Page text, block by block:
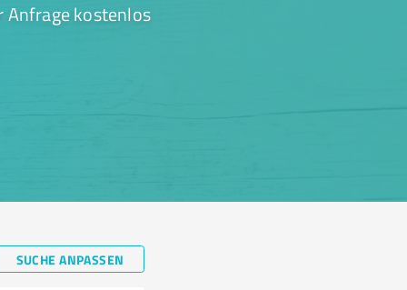
Anfrage kostenlos
SUCHE ANPASSEN